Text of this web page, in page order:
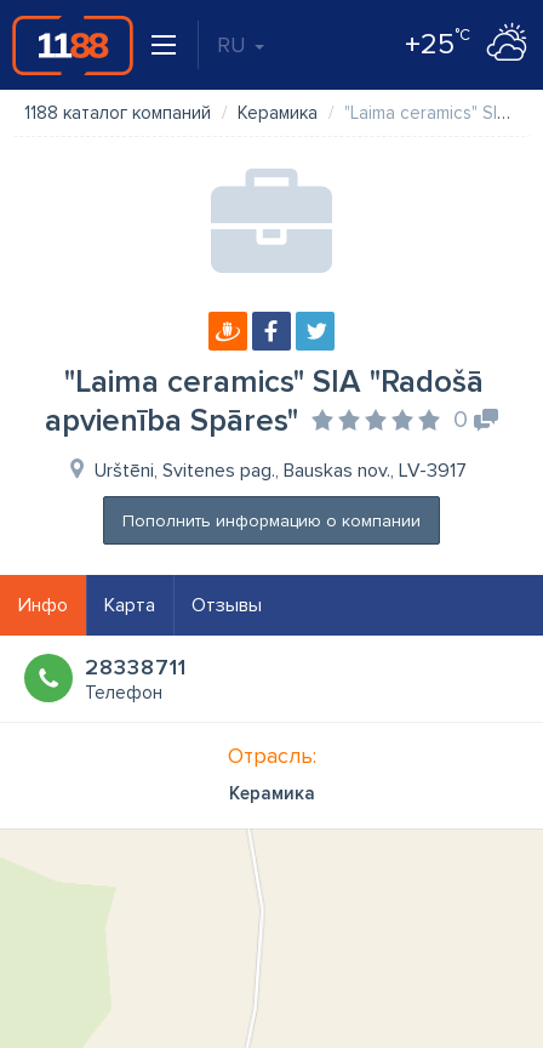
RU +25°C
1188 каталог компаний Керамика "Laima ceramics" SIA "Radošā apvienība Spāres"
"Laima ceramics" SIA "Radošā
apvienība Spāres"
0
Urštēni, Svitenes pag., Bauskas nov., LV-3917
Пополнить информацию о компании
Инфо Карта Отзывы
28338711
Телефон
Отрасль:
Керамика